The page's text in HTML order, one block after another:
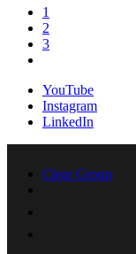
1
2
3
YouTube
Instagram
LinkedIn
Clear Group